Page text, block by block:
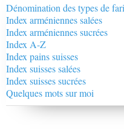
Dénomination des types de
Index arméniennes salées
Index arméniennes sucrées
Index A-Z
Index pains suisses
Index suisses salées
Index suisses sucrées
Quelques mots sur moi